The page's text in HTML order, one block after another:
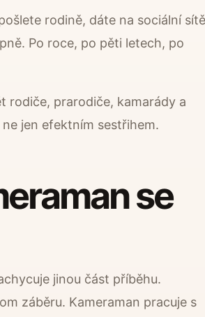
rodině, dáte na sociální sítě
Po roce, po pěti letech, po
rodiče, prarodiče, kamarády a
jen efektním sestřihem.
se
jinou část příběhu.
záběru. Kameraman pracuje s